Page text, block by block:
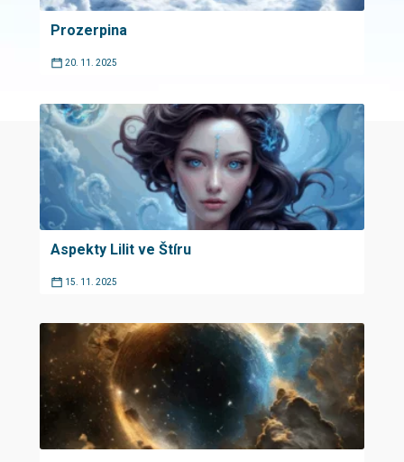
Prozerpina
20. 11. 2025
Aspekty Lilit ve Štíru
15. 11. 2025